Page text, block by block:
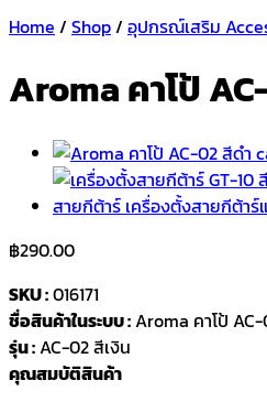
Home / Shop/ อุปกรณ์เสริม
Aroma คาโป้
฿290.00
SKU :016171
ชื่อสินค้าในระบบ :Aroma คาโป้
รุ่น :AC-02 สีเงิน
คุณสมบัติสินค้า